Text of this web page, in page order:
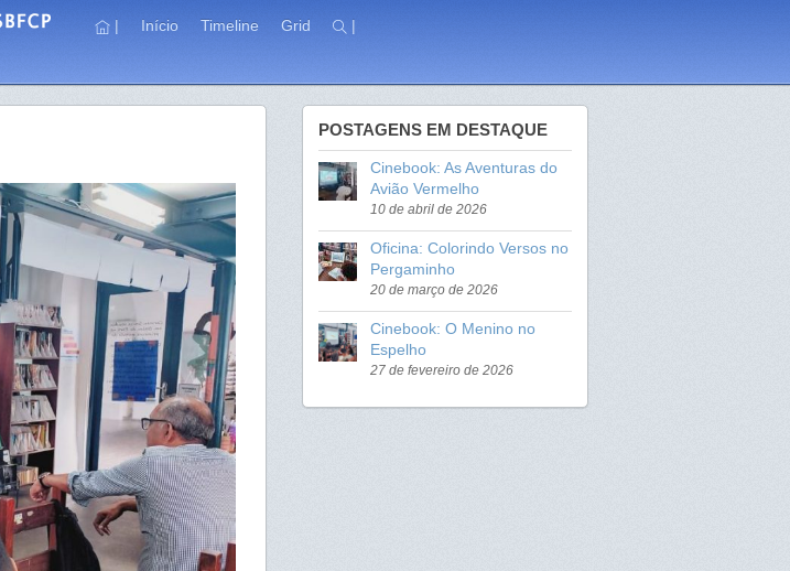
| Início Timeline Grid
POSTAGENS EM DESTAQUE
Cinebook: As Aventuras do
Avião Vermelho
10 de abril de 2026
Oficina: Colorindo Versos no
Pergaminho
20 de março de 2026
Cinebook: O Menino no
Espelho
27 de fevereiro de 2026